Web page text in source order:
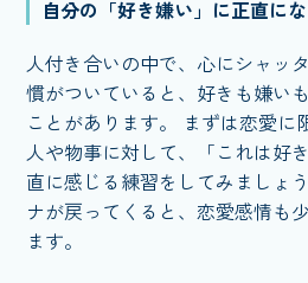
自分の「好き嫌い」に正直に
人付き合いの中で、心にシャッ
慣がついていると、好きも嫌い
ことがあります。 まずは恋愛に
人や物事に対して、「これは好
直に感じる練習をしてみましょ
ナが戻ってくると、恋愛感情も
ます。